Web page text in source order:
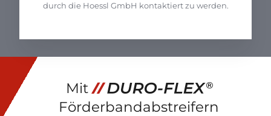
durch die Hoessl GmbH kontaktiert zu werden.
Mit
Förderbandabstreifern